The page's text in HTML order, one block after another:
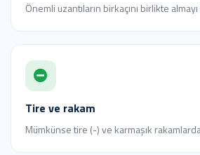
Önemli uzantıların birkaçını birlikte
Tire ve rakam
Mümkünse tire (-) ve karmaşık